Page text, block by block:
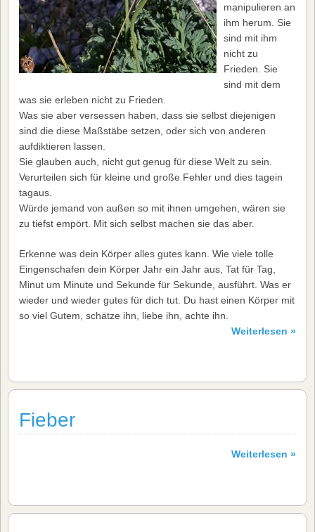
manipulieren an
ihm herum. Sie
sind mit ihm
nicht zu
Frieden. Sie
sind mit dem
was sie erleben nicht zu Frieden.
Was sie aber versessen haben, dass sie selbst diejenigen
sind die diese Maßstäbe setzen, oder sich von anderen
aufdiktieren lassen.
Sie glauben auch, nicht gut genug für diese Welt zu sein.
Verurteilen sich für kleine und große Fehler und dies tagein
tagaus.
Würde jemand von außen so mit ihnen umgehen, wären sie
zu tiefst empört. Mit sich selbst machen sie das aber.
Erkenne was dein Körper alles gutes kann. Wie viele tolle
Eingenschafen dein Körper Jahr ein Jahr aus, Tat für Tag,
Minut um Minute und Sekunde für Sekunde, ausführt. Was er
wieder und wieder gutes für dich tut. Du hast einen Körper mit
so viel Gutem, schätze ihn, liebe ihn, achte ihn.
Weiterlesen »
Fieber
Weiterlesen »